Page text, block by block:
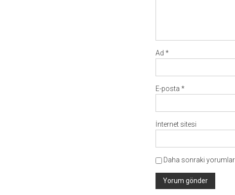
Ad *
E-posta *
İnternet sitesi
Daha sonraki